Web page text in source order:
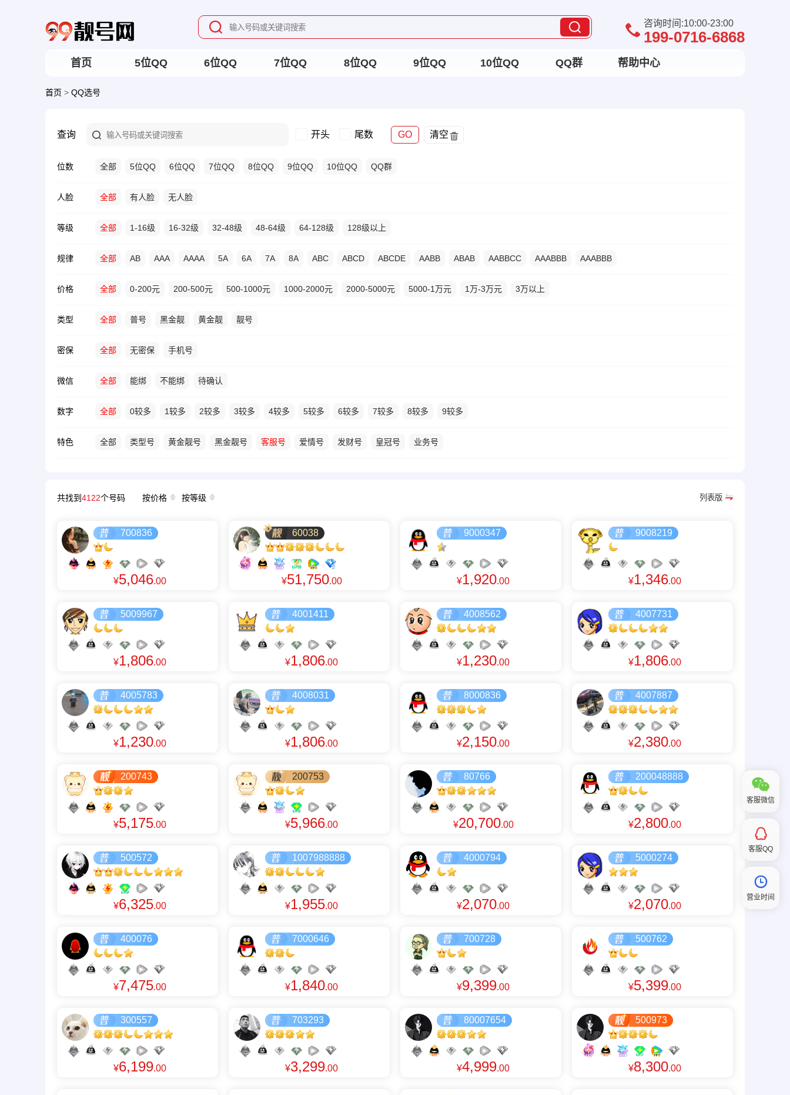
咨询时间:10:00-23:00
199-0716-6868
首页 5位QQ 6位QQ 7位QQ 8位QQ 9位QQ 10位QQ QQ群 帮助中心
首页 > QQ选号
查询 开头 尾数 GO 清空
位数 全部 5位QQ 6位QQ 7位QQ 8位QQ 9位QQ 10位QQ QQ群
人脸 全部 有人脸 无人脸
等级 全部 1-16级 16-32级 32-48级 48-64级 64-128级 128级以上
规律 全部 AB AAA AAAA 5A 6A 7A 8A ABC ABCD ABCDE AABB ABAB AABBCC AAABBB AAABBB
价格 全部 0-200元 200-500元 500-1000元 1000-2000元 2000-5000元 5000-1万元 1万-3万元 3万以上
类型 全部 普号 黑金靓 黄金靓 靓号
密保 全部 无密保 手机号
微信 全部 能绑 不能绑 待确认
数字 全部 0较多 1较多 2较多 3较多 4较多 5较多 6较多 7较多 8较多 9较多
特色 全部 类型号 黄金靓号 黑金靓号 客服号 爱情号 发财号 皇冠号 业务号
共找到 4122个号码 按价格 按等级 列表版
700836
¥5,046.00
60038
¥51,750.00
9000347
¥1,920.00
9008219
¥1,346.00
5009967
¥1,806.00
4001411
¥1,806.00
4008562
¥1,230.00
4007731
¥1,806.00
4005783
¥1,230.00
4008031
¥1,806.00
8000836
¥2,150.00
4007887
¥2,380.00
200743
¥5,175.00
200753
¥5,966.00
80766
¥20,700.00
200048888
¥2,800.00
500572
¥6,325.00
1007988888
¥1,955.00
4000794
¥2,070.00
5000274
¥2,070.00
400076
¥7,475.00
7000646
¥1,840.00
700728
¥9,399.00
500762
¥5,399.00
300557
¥6,199.00
703293
¥3,299.00
80007654
¥4,999.00
500973
¥8,300.00
客服微信
客服QQ
营业时间